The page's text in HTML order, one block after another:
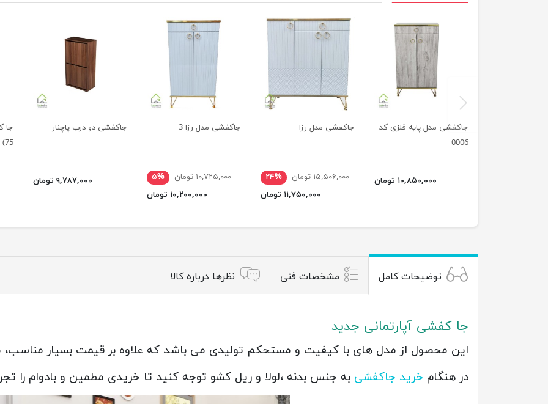
جاکفشی مدل پایه فلزی کد
0006
۱۰,۸۵۰,۰۰۰ تومان
جاکفشی مدل رزا
۱۵,۵۰۶,۰۰۰ تومان
۲۴%
۱۱,۷۵۰,۰۰۰ تومان
جاکفشی مدل رزا 3
۱۰,۷۲۵,۰۰۰ تومان
۵%
۱۰,۲۰۰,۰۰۰ تومان
جاکفشی دو درب پاچنار
۹,۷۸۷,۰۰۰ تومان
جا
75)
previus
توضیحات کامل مشخصات فنی نظرها درباره کالا
جا کفشی آپارتمانی جدید
این محصول از مدل های با کیفیت و مستحکم تولیدی می باشد که علاوه بر قیمت بسیار
در هنگام خرید جاکفشی به جنس بدنه ،لولا و ریل کشو توجه کنید تا خریدی مطمین و بادوام را